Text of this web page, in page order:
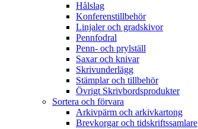
Hålslag
Konferenstillbehör
Linjaler och gradskivor
Pennfodral
Penn- och prylställ
Saxar och knivar
Skrivunderlägg
Stämplar och tillbehör
Övrigt Skrivbordsprodukter
Sortera och förvara
Arkivpärm och arkivkartong
Brevkorgar och tidskriftssamlare